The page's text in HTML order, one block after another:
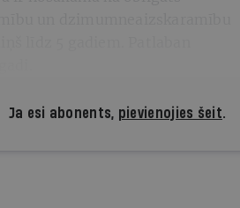
Ja esi abonents, pievienojies šeit.